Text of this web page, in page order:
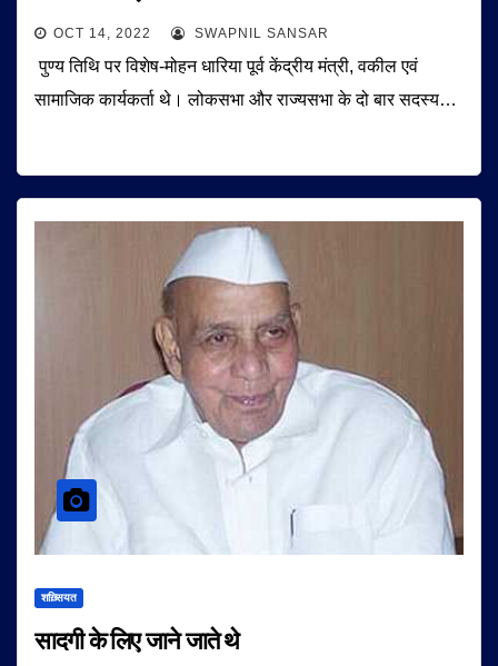
OCT 14, 2022 SWAPNIL SANSAR
पुण्य तिथि पर विशेष-मोहन धारिया पूर्व केंद्रीय मंत्री, वकील एवं
सामाजिक कार्यकर्ता थे। लोकसभा और राज्यसभा के दो बार सदस्य…
शख़्सियत
सादगी के लिए जाने जाते थे